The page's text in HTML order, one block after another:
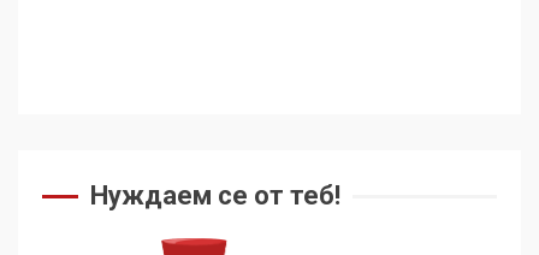
Нуждаем се от теб!